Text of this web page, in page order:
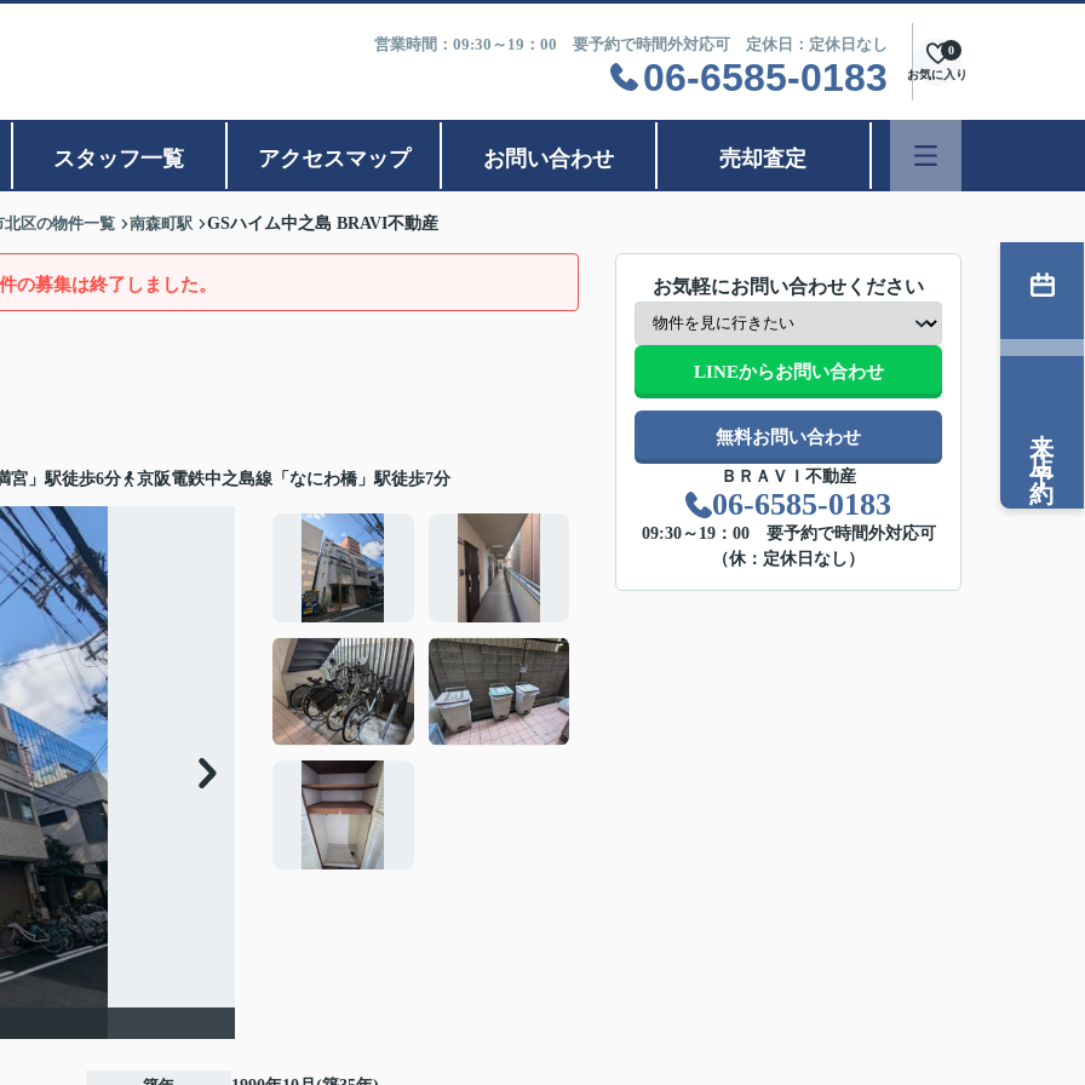
営業時間：09:30～19：00 要予約で時間外対応可 定休日：定休日なし
06-6585-0183 お気に入り
0
スタッフ一覧 アクセスマップ お問い合わせ 売却査定
北区の物件一覧 南森町駅 GSハイム中之島 BRAVI不動産
の募集は終了しました。
宮」駅徒歩6分 京阪電鉄中之島線「なにわ橋」駅徒歩7分
お気軽にお問い合わせください
LINEからお問い合わせ
無料お問い合わせ
ＢＲＡＶＩ不動産
06-6585-0183
09:30～19：00 要予約で時間外対応可
（休：定休日なし）
来店予約